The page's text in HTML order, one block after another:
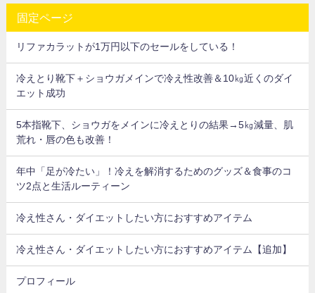
固定ページ
リファカラットが1万円以下のセールをしている！
冷えとり靴下＋ショウガメインで冷え性改善＆10㎏近くのダイ
エット成功
5本指靴下、ショウガをメインに冷えとりの結果→5㎏減量、肌
荒れ・唇の色も改善！
年中「足が冷たい」！冷えを解消するためのグッズ＆食事のコ
ツ2点と生活ルーティーン
冷え性さん・ダイエットしたい方におすすめアイテム
冷え性さん・ダイエットしたい方におすすめアイテム【追加】
プロフィール